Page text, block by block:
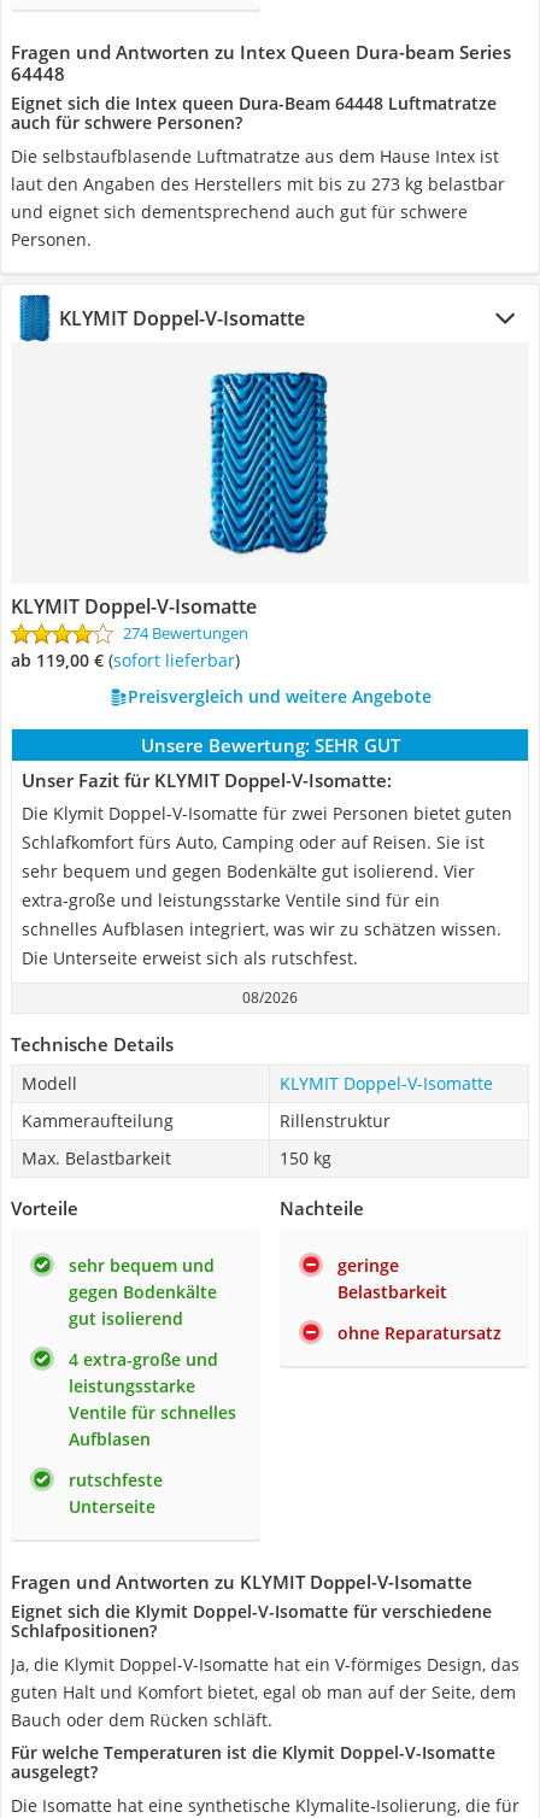
Fragen und Antworten zu Intex Queen Dura-beam Series
64448
Eignet sich die Intex queen Dura-Beam 64448 Luftmatratze
auch für schwere Personen?
Die selbstaufblasende Luftmatratze aus dem Hause Intex ist
laut den Angaben des Herstellers mit bis zu 273 kg belastbar
und eignet sich dementsprechend auch gut für schwere
Personen.
KLYMIT Doppel-V-Isomatte
KLYMIT Doppel-V-Isomatte
274 Bewertungen
ab 119,00 € ( Sofort lieferbar)
Preisvergleich und weitere Angebote
Unsere Bewertung: SEHR GUT
Unser Fazit für KLYMIT Doppel-V-Isomatte:
Die Klymit Doppel-V-Isomatte für zwei Personen bietet guten
Schlafkomfort fürs Auto, Camping oder auf Reisen. Sie ist
sehr bequem und gegen Bodenkälte gut isolierend. Vier
extra-große und leistungsstarke Ventile sind für ein
schnelles Aufblasen integriert, was wir zu schätzen wissen.
Die Unterseite erweist sich als rutschfest.
08/2026
Technische Details
Modell
KLYMIT Doppel-V-Isomatte
Kammeraufteilung
Rillenstruktur
Max. Belastbarkeit
150 kg
Vorteile
sehr bequem und
gegen Bodenkälte
gut isolierend
4 extra-große und
leistungsstarke
Ventile für schnelles
Aufblasen
rutschfeste
Unterseite
Nachteile
geringe
Belastbarkeit
ohne Reparatursatz
Fragen und Antworten zu KLYMIT Doppel-V-Isomatte
Eignet sich die Klymit Doppel-V-Isomatte für verschiedene
Schlafpositionen?
Ja, die Klymit Doppel-V-Isomatte hat ein V-förmiges Design, das
guten Halt und Komfort bietet, egal ob man auf der Seite, dem
Bauch oder dem Rücken schläft.
Für welche Temperaturen ist die Klymit Doppel-V-Isomatte
ausgelegt?
Die Isomatte hat eine synthetische Klymalite-Isolierung, die für